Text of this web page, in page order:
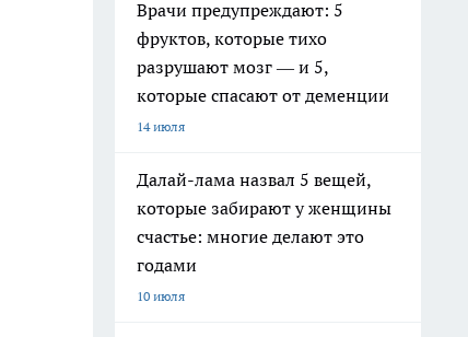
Врачи предупреждают: 5
фруктов, которые тихо
разрушают мозг — и 5,
которые спасают от деменции
14 июля
Далай-лама назвал 5 вещей,
которые забирают у женщины
счастье: многие делают это
годами
10 июля